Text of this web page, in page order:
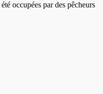
occupées par des pêcheurs